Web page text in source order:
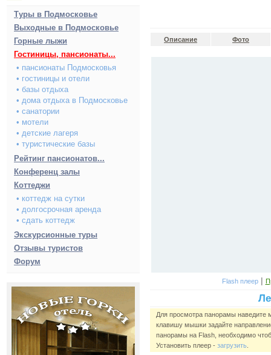
Туры в Подмосковье
Выходные в Подмосковье
Горные лыжи
Гостиницы, пансионаты...
• пансионаты Подмосковья
• гостиницы и отели
• базы отдыха
• дома отдыха в Подмосковье
• санатории
• мотели
• детские лагеря
• туристические базы
Рейтинг пансионатов...
Конференц залы
Коттеджи
• коттедж на сутки
• долгосрочная аренда
• сдать коттедж
Экскурсионные туры
Отзывы туристов
Форум
Описание Фото
Flash плеер|
Для просмотра панорамы
клавишу мышки задайте
панорамы на Flash, необходимо
Установить плеер - загрузить